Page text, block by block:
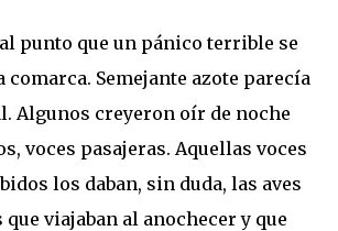
punto que un pánico terrible se
comarca. Semejante azote parecía
Algunos creyeron oír de noche
voces pasajeras. Aquellas voces
los daban, sin duda, las aves
viajaban al anochecer y que